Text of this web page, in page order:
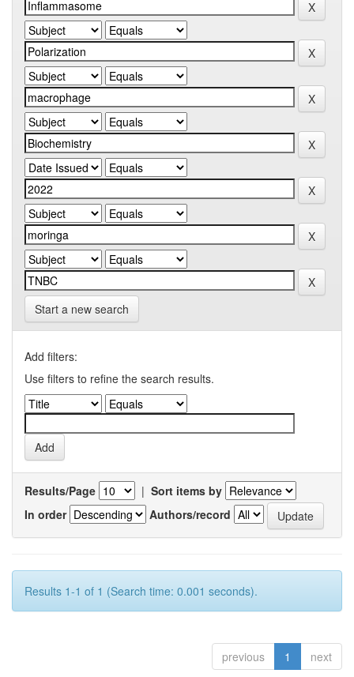
Start a new search
Add filters:
Use filters to refine the search results.
Results/Page | Sort items by
In order
Authors/record
Results 1-1 of 1 (Search time: 0.001 seconds).
previous 1 next